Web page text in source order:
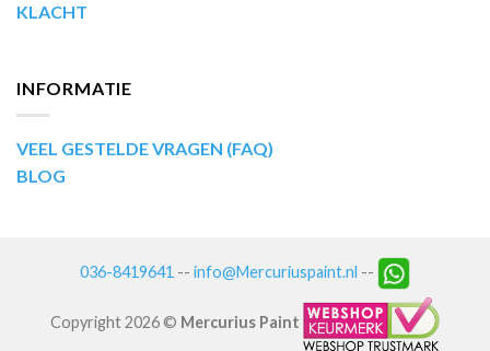
KLACHT
INFORMATIE
VEEL GESTELDE VRAGEN (FAQ)
BLOG
036-8419641 -- info@Mercuriuspaint.nl --
Copyright 2026 © Mercurius Paint